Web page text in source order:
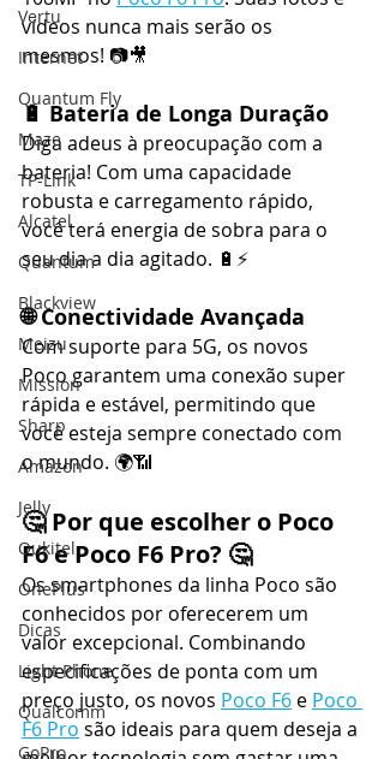
Vertu
Internet
Quantum Fly
Maze
TP-Link
Alcatel
Quantum
Blackview
Meizu
Mission
Sharp
Amazon
Jelly
Oukitel
OnePlus
Dicas
Light Phone
Qualcomm
GoPro
vídeos nunca mais serão os
mesmos! 📷🎥
🔋 Bateria de Longa Duração
Diga adeus à preocupação com a
bateria! Com uma capacidade
robusta e carregamento rápido,
você terá energia de sobra para o
seu dia a dia agitado. 🔋⚡
🌐 Conectividade Avançada
Com suporte para 5G, os novos
Poco garantem uma conexão super
rápida e estável, permitindo que
você esteja sempre conectado com
o mundo. 🌍📶
🤔 Por que escolher o Poco
F6 e Poco F6 Pro? 🤔
Os smartphones da linha Poco são
conhecidos por oferecerem um
valor excepcional. Combinando
especificações de ponta com um
preço justo, os novos Poco F6 e Poco
F6 Pro são ideais para quem deseja a